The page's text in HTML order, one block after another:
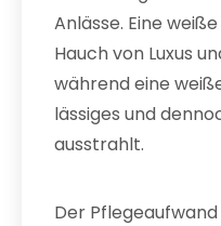
Anlässe. Eine
Hauch von Luxus
während eine
lässiges und
ausstrahlt.
Der